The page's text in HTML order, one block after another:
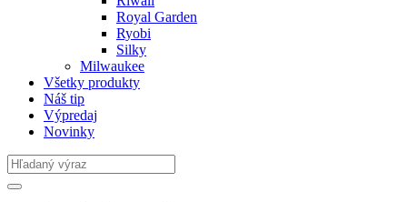
Royal Garden
Ryobi
Silky
Milwaukee
Všetky produkty
Náš tip
Výpredaj
Novinky
Search
for: